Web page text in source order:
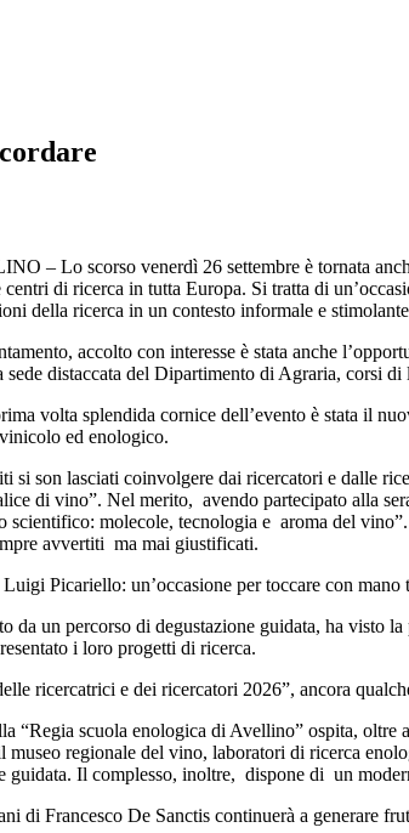
– Lo scorso venerdì 26 settembre è tornata
centri di ricerca in tutta Europa. Si tratta di
della ricerca in un contesto informale e
accolto con interesse è stata anche
sede distaccata del Dipartimento di Agraria, corsi
volta splendida cornice dell’evento è stata il
ed enologico.
si son lasciati coinvolgere dai ricercatori e dalle
di vino”. Nel merito, avendo partecipato alla
molecole, tecnologia e aroma del
avvertiti ma mai giustificati.
Picariello: un’occasione per toccare con
un percorso di degustazione guidata, ha visto
i loro progetti di ricerca.
ricercatrici e dei ricercatori 2026”, ancora
“Regia scuola enologica di Avellino” ospita,
museo regionale del vino, laboratori di ricerca
guidata. Il complesso, inoltre, dispone di un
di Francesco De Sanctis continuerà a generare